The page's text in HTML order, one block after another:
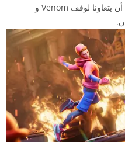
يجب على سبايدر مان و مايلز موراليس أن يتعاونا لوقف Venom و